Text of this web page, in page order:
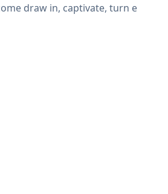
draw in, captivate, turn e